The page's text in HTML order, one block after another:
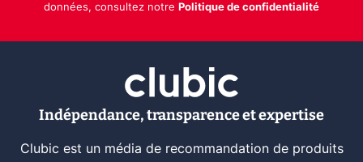
données, consultez notre Politique de confidentialité
Indépendance, transparence et expertise
Clubic est un média de recommandation de produits